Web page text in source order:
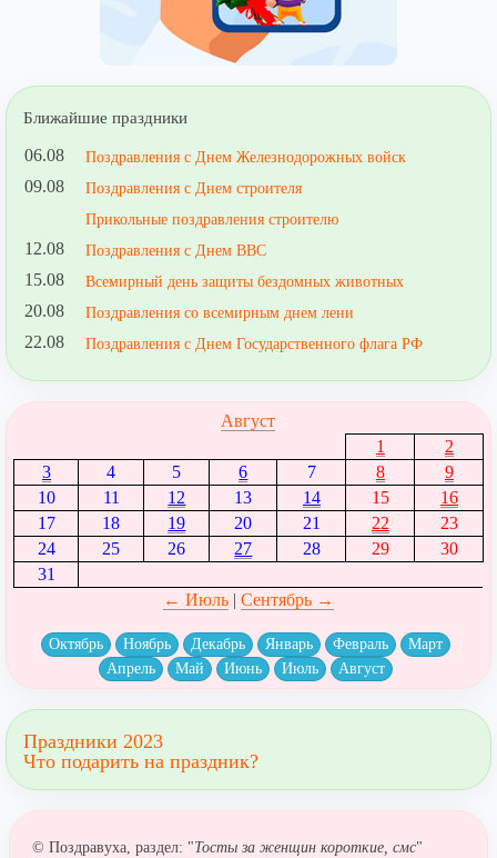
Ближайшие праздники
06.08 Поздравления с Днем Железнодорожных войск
09.08
Поздравления с Днем строителя
Прикольные поздравления строителю
12.08 Поздравления с Днем ВВС
15.08 Всемирный день защиты бездомных животных
20.08 Поздравления со всемирным днем лени
22.08 Поздравления с Днем Государственного флага РФ
Август
1
2
3
4 5 6 7 8
9
10
11 12 13 14 15
16
17
18 19 20 21 22
23
24
25 26 27 28 29
30
31
← Июль| Сентябрь →
Октябрь Ноябрь Декабрь Январь Февраль
Март
Апрель
Май Июнь Июль Август
Праздники 2023
Что подарить на праздник?
© Поздравуха, раздел: "Тосты за женщин короткие, смс"